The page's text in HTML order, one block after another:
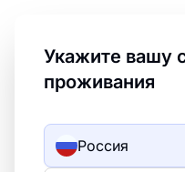
Укажите вашу
проживания
Россия
Welcome to